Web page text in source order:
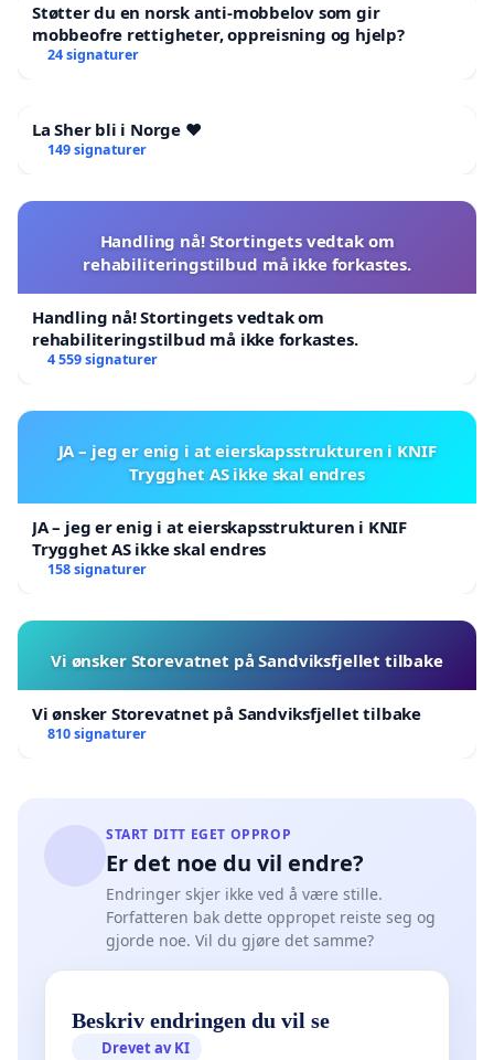
Støtter du en norsk anti-mobbelov som gir
mobbeofre rettigheter, oppreisning og hjelp?
24 signaturer
La Sher bli i Norge ❤️
149 signaturer
Handling nå! Stortingets vedtak om
rehabiliteringstilbud må ikke forkastes.
Handling nå! Stortingets vedtak om
rehabiliteringstilbud må ikke forkastes.
4 559 signaturer
JA – jeg er enig i at eierskapsstrukturen i KNIF
Trygghet AS ikke skal endres
JA – jeg er enig i at eierskapsstrukturen i KNIF
Trygghet AS ikke skal endres
158 signaturer
Vi ønsker Storevatnet på Sandviksfjellet tilbake
Vi ønsker Storevatnet på Sandviksfjellet tilbake
810 signaturer
START DITT EGET OPPROP
Er det noe du vil endre?
Endringer skjer ikke ved å være stille.
Forfatteren bak dette oppropet reiste seg og
gjorde noe. Vil du gjøre det samme?
Beskriv endringen du vil se
Drevet av KI